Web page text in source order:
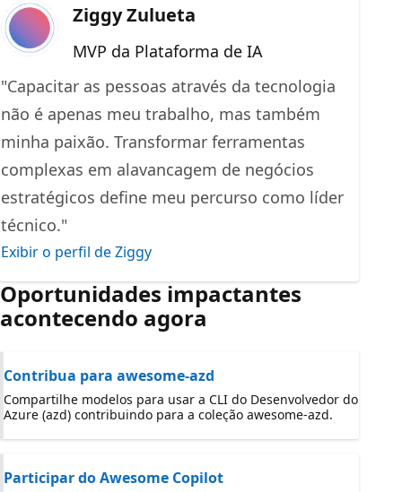
Ziggy Zulueta
MVP da Plataforma de IA
"Capacitar as pessoas através da tecnologia
não é apenas meu trabalho, mas também
minha paixão. Transformar ferramentas
complexas em alavancagem de negócios
estratégicos define meu percurso como líder
técnico."
Exibir o perfil de Ziggy
Oportunidades impactantes
acontecendo agora
Contribua para awesome-azd
Compartilhe modelos para usar a CLI do Desenvolvedor do
Azure (azd) contribuindo para a coleção awesome-azd.
Participar do Awesome Copilot